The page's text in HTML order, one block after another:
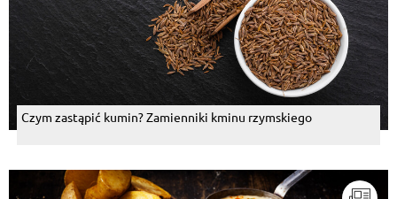
Czym zastąpić kumin? Zamienniki kminu rzymskiego